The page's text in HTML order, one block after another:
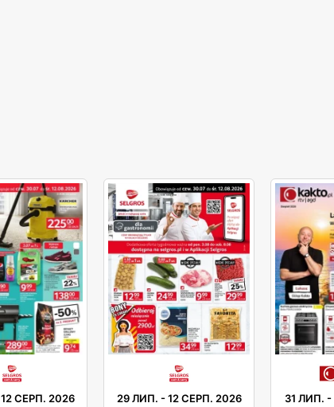
12 СЕРП. 2026 29 ЛИП. -12 СЕРП. 2026 31 ЛИП. -